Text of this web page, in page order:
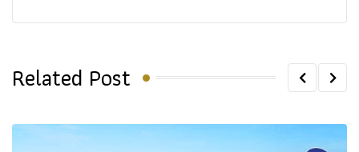
Related Post